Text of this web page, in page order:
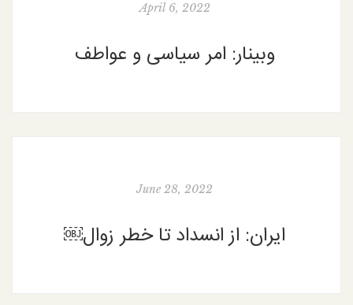
April 6, 2022
وبینار: امر سیاسی و عواطف
June 28, 2022
ایران: از انسداد تا خطر زوال￼